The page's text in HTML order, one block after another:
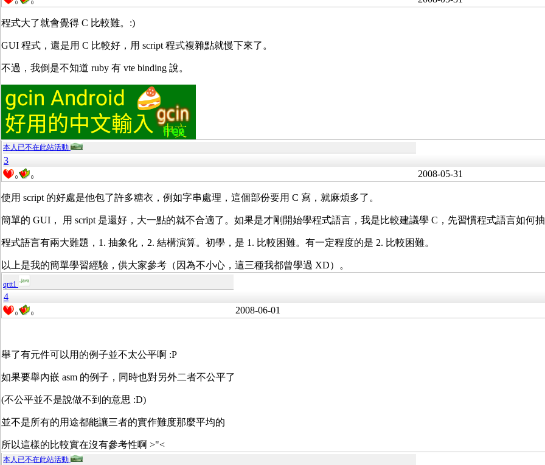
0 0
程式大了就會覺得 C 比較難。:)
GUI 程式，還是用 C 比較好，用 script 程式複雜點就慢下來了。
不過，我倒是不知道 ruby 有 vte binding 說。
本人已不在此站活動
3
0 0 2008-05-31
使用 script 的好處是他包了許多糖衣，例如字串處理，這個部份要用 C 寫，就麻煩多了。
簡單的 GUI， 用 script 是還好，大一點的就不合適了。如果是才剛開始學程式語言，我是比較建議學 C，先習慣程式語言如何
程式語言有兩大難題，1. 抽象化，2. 結構演算。初學，是 1. 比較困難。有一定程度的是 2. 比較困難。
以上是我的簡單學習經驗，供大家參考（因為不小心，這三種我都曾學過 XD）。
qrtt1
4
0 0 2008-06-01
舉了有元件可以用的例子並不太公平啊 :P
如果要舉內嵌 asm 的例子，同時也對另外二者不公平了
(不公平並不是說做不到的意思 :D)
並不是所有的用途都能讓三者的實作難度那麼平均的
所以這樣的比較實在沒有參考性啊 >"<
本人已不在此站活動